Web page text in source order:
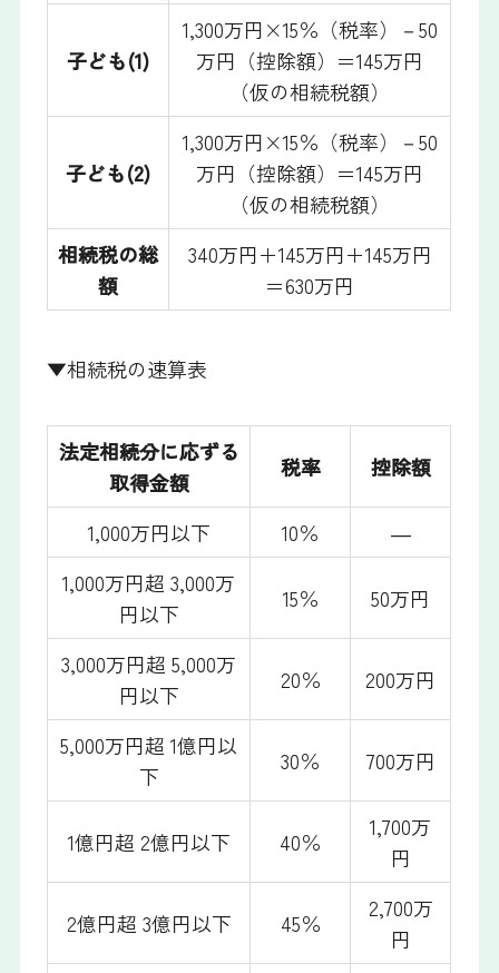
子ども(1)
1,300万円×15％（税率）－50
万円（控除額）＝145万円
（仮の相続税額）
子ども(2)
1,300万円×15％（税率）－50
万円（控除額）＝145万円
（仮の相続税額）
相続税の総
額
340万円＋145万円＋145万円
＝630万円
▼相続税の速算表
法定相続分に応ずる
取得金額
税率 控除額
1,000万円以下 10％
―
1,000万円超 3,000万
円以下
15％ 50万円
3,000万円超 5,000万
円以下
20％ 200万円
5,000万円超 1億円以
下
30％ 700万円
1億円超 2億円以下 40％
1,700万
円
2億円超 3億円以下 45％
2,700万
円